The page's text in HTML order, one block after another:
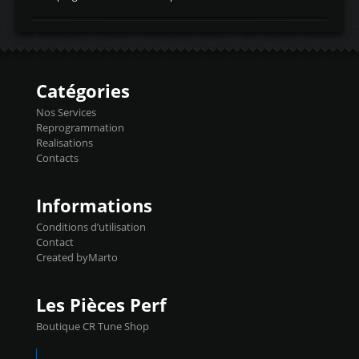
d'admissiontemp ex. pour atmo -30- 80°C
temperaturetemperature ldr moteurtemp
Injecteurs + Flashpro 1370€ TTC Le
précise et performante. Vous pourrez
basculer de la carto sans plomb à Ethanol à
l'aide du flashpro OPTION ECONOMIQUES
Reprog SP 98 sur le calculateur d'origine
450€ TTC Un gain d'environ 10cv et 15nm
Catégories
Nos Services
Reprogrammation
Realisations
Contacts
Informations
Conditions d’utilisation
Contact
Created byMarto
Les Pièces Perf
Boutique CR Tune Shop